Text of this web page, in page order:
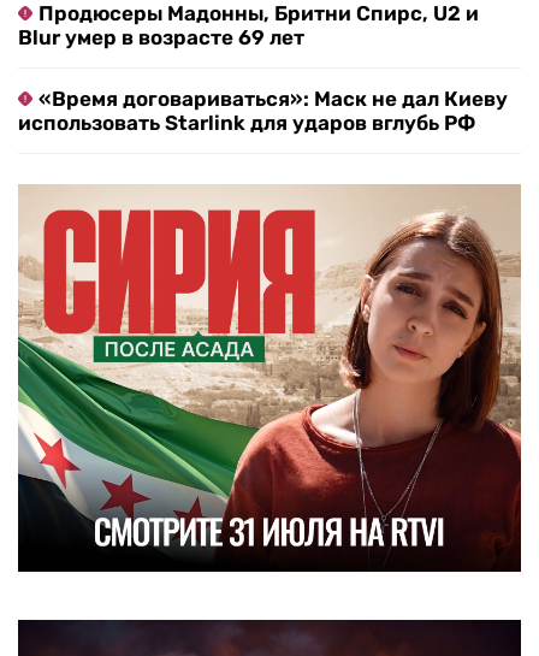
Продюсеры Мадонны, Бритни Спирс, U2 и
Blur умер в возрасте 69 лет
«Время договариваться»: Маск не дал Киеву
использовать Starlink для ударов вглубь РФ